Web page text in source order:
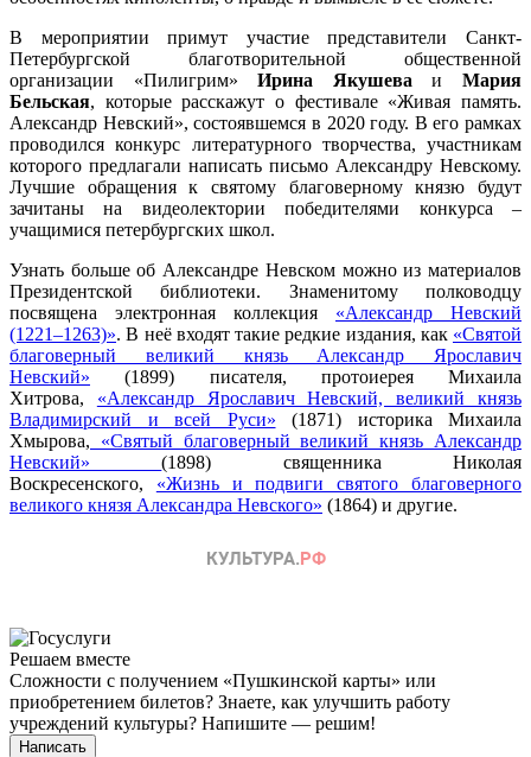
В мероприятии примут участие представители Санкт-
Петербургской благотворительной общественной
организации «Пилигрим» Ирина Якушева иМария
Бельская, которые расскажут о фестивале «Живая память.
Александр Невский», состоявшемся в 2020 году. В его рамках
проводился конкурс литературного творчества, участникам
которого предлагали написать письмо Александру Невскому.
Лучшие обращения к святому благоверному князю будут
зачитаны на видеолектории победителями конкурса –
учащимися петербургских школ.
Узнать больше об Александре Невском можно из материалов
Президентской библиотеки. Знаменитому полководцу
посвящена электронная коллекция «Александр Невский
(1221–1263)». В неё входят такие редкие издания, как «Святой
благоверный великий князь Александр Ярославич
Невский» (1899) писателя, протоиерея Михаила
Хитрова, «Александр Ярославич Невский, великий князь
Владимирский и всей Руси» (1871) историка Михаила
Хмырова, «Святый благоверный великий князь Александр
Невский»(1898) священника Николая
Воскресенского, «Жизнь и подвиги святого благоверного
великого князя Александра Невского» (1864) и другие.
Решаем вместе
Сложности с получением «Пушкинской карты» или
приобретением билетов? Знаете, как улучшить работу
учреждений культуры? Напишите — решим!
Написать